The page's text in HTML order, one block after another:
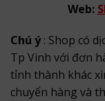
Web:
Chú ý: Shop có
Tp Vinh với đơn
tỉnh thành khác
chuyển hàng và